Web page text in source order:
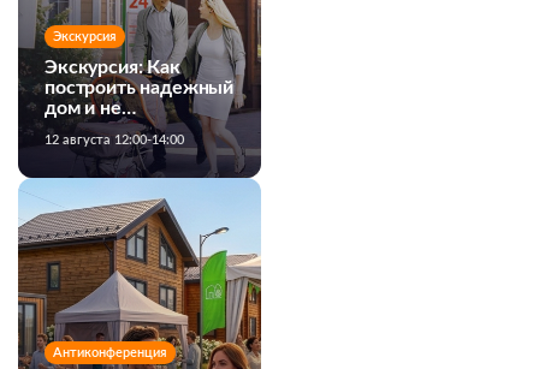
Экскурсия
Экскурсия: Как
построить надежный
дом и не
переплатить
12 августа 12:00-14:00
Антиконференция